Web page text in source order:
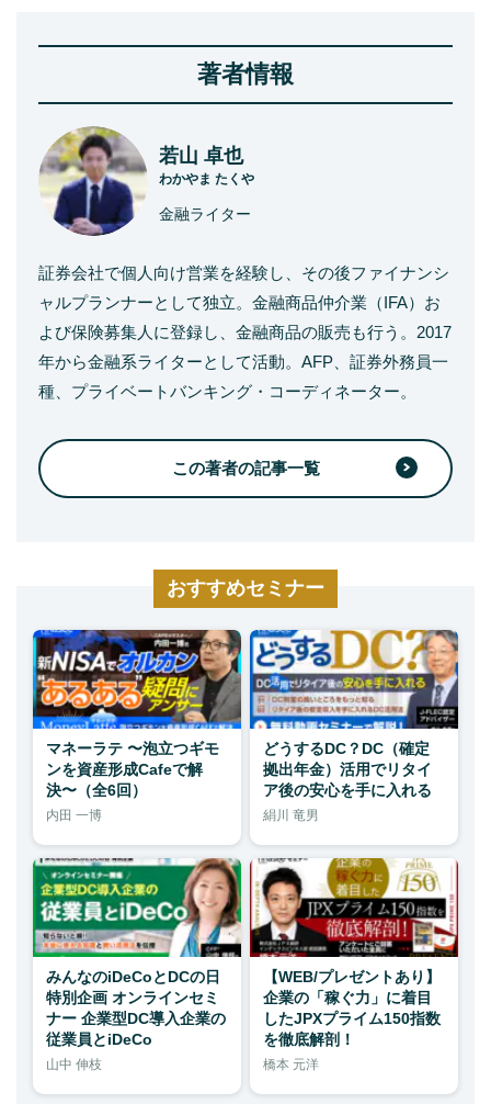
著者情報
若山 卓也
わかやま たくや
金融ライター
証券会社で個人向け営業を経験し、その後ファイナンシ
ャルプランナーとして独立。金融商品仲介業（IFA）お
よび保険募集人に登録し、金融商品の販売も行う。2017
年から金融系ライターとして活動。AFP、証券外務員一
種、プライベートバンキング・コーディネーター。
この著者の記事一覧
おすすめセミナー
マネーラテ 〜泡立つギモ
ンを資産形成Cafeで解
決〜（全6回）
内田 一博
どうするDC？DC（確定
拠出年金）活用でリタイ
ア後の安心を手に入れる
絹川 竜男
みんなのiDeCoとDCの日
特別企画 オンラインセミ
ナー 企業型DC導入企業の
従業員とiDeCo
山中 伸枝
【WEB/プレゼントあり】
企業の「稼ぐ力」に着目
したJPXプライム150指数
を徹底解剖！
橋本 元洋